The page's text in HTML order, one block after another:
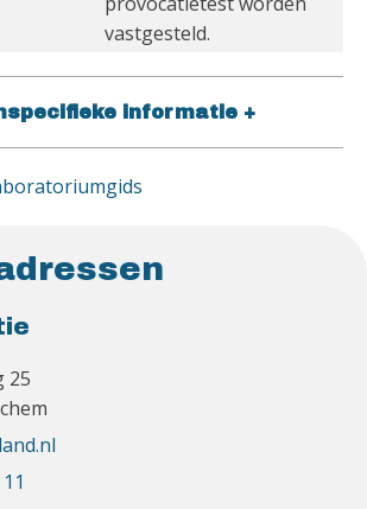
vastgesteld.
informatie +
25